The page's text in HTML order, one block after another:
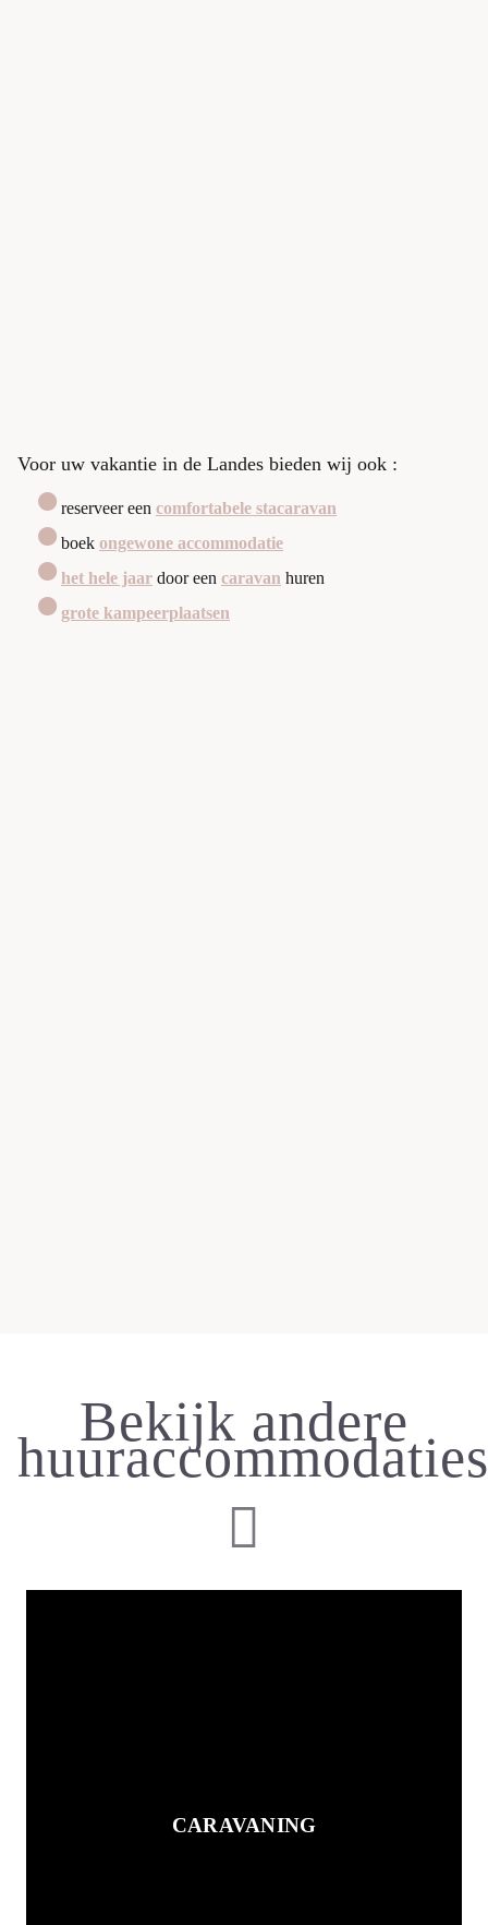
Voor uw vakantie in de Landes bieden wij ook :
reserveer een comfortabele stacaravan
boek ongewone accommodatie
het hele jaar door een caravan huren
grote kampeerplaatsen
Bekijk andere
huuraccommodaties
CARAVANING